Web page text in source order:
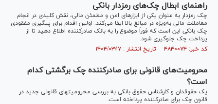
راهنمای ابطال چک‌های رمزدار بانکی
چک رمزدار به عنوان یکی از ابزار‌های امن و مطمئن مالی، نقش کلیدی در انجام
معاملات مالی به‌ویژه در مبالغ بالا ایفا می‌کند. اولین اقدام برای پیگیری مفقودی
چک بانکی این است که فوراً موضوع را به بانک صادرکننده اطلاع دهید تا از
پرداخت چک جلوگیری شود.
کد خبر: ۴۸۴۰۰۷۴ تاریخ انتشار : ۱۴۰۴/۰۳/۱۷
محرومیت‌های قانونی برای صادرکننده چک برگشتی کدام
است؟
یک حقوقدان و کارشناس حقوق بانکی به بررسی محرومیت‎های قانونی جدید در
قانون چک برای صادرکننده پرداخته است.